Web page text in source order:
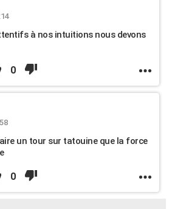
à nos intuitions nous devons
0
un tour sur tatouine que la force
0